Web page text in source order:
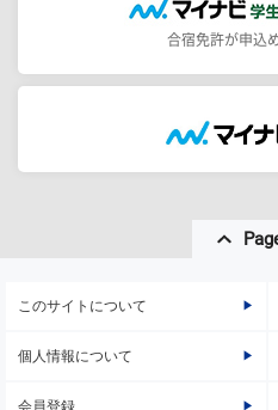
合宿免許が申込
このサイトについて
個人情報について